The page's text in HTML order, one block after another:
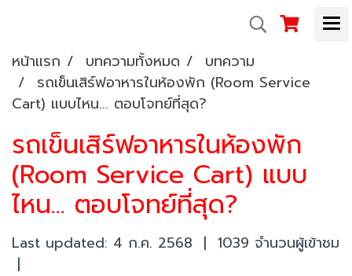
หน้าแรก บทความทั้งหมด
บทความ
รถเข็นเสิร์ฟอาหารในห้องพัก (Room Service
Cart) แบบไหน... ตอบโจทย์ที่สุด?
รถเข็นเสิร์ฟอาหารในห้องพัก
(Room Service Cart) แบบ
ไหน... ตอบโจทย์ที่สุด?
Last updated: 4 ก.ค. 2568 | 1039 จำนวนผู้เข้าชม
|